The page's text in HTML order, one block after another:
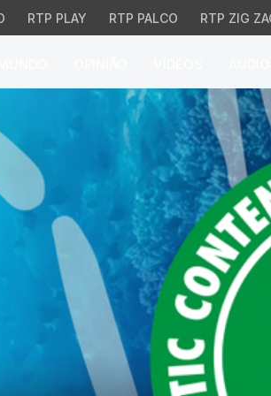
RTP PLAY RTP PALCO RTP ZIG
lançam